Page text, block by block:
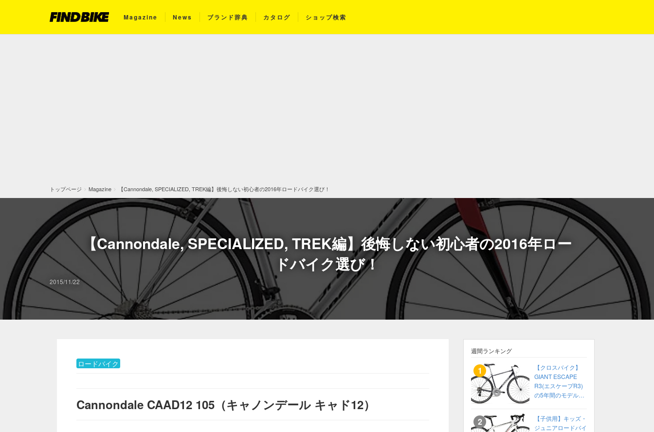
Magazine News ブランド辞典 カタログ ショップ検索
トップページ Magazine 【Cannondale, SPECIALIZED, TREK編】後悔しない初心者の2016年ロードバイク選び！
【Cannondale, SPECIALIZED, TREK編】後悔しない初心者の2016年ロー
ドバイク選び！
2015/11/22
ロードバイク
Cannondale CAAD12 105（キャノンデール キャド12）
週間ランキング
【クロスバイク】
GIANT ESCAPE
R3(エスケープR3)
の5年間のモデル変
【子供用】キッズ・
ジュニアロードバイ